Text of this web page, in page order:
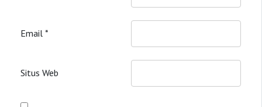
Email *
Situs Web